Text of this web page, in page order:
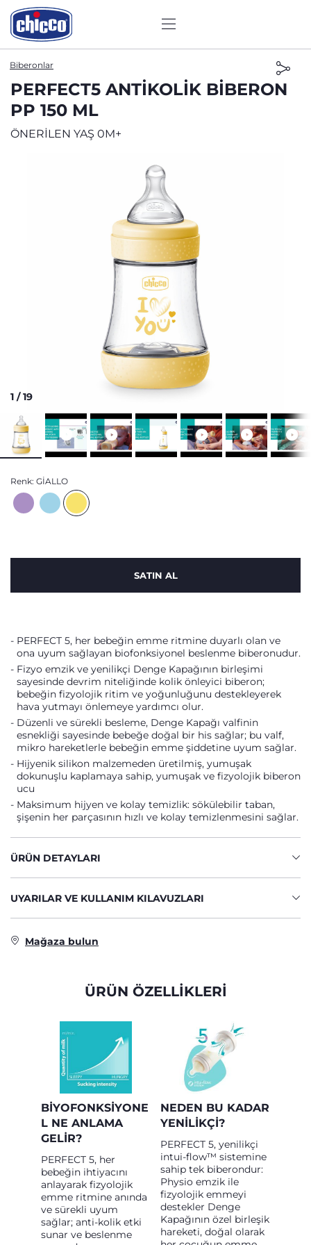
Biberonlar
PERFECT5 ANTIKOLIK BIBERON
PP 150 ML
ÖNERİLEN YAŞ 0M+
1 /19
Renk: GIALLO
SATIN AL
PERFECT 5, her bebeğin emme ritmine duyarlı olan ve
ona uyum sağlayan biofonksiyonel beslenme biberonudur.
Fizyo emzik ve yenilikçi Denge Kapağının birleşimi
sayesinde devrim niteliğinde kolik önleyici biberon;
bebeğin fizyolojik ritim ve yoğunluğunu destekleyerek
hava yutmayı önlemeye yardımcı olur.
Düzenli ve sürekli besleme, Denge Kapağı valfinin
esnekliği sayesinde bebeğe doğal bir his sağlar; bu valf,
mikro hareketlerle bebeğin emme şiddetine uyum sağlar.
Hijyenik silikon malzemeden üretilmiş, yumuşak
dokunuşlu kaplamaya sahip, yumuşak ve fizyolojik biberon
ucu
Maksimum hijyen ve kolay temizlik: sökülebilir taban,
şişenin her parçasının hızlı ve kolay temizlenmesini sağlar.
ÜRÜN DETAYLARI
UYARILAR VE KULLANIM KILAVUZLARI
Mağaza bulun
ÜRÜN ÖZELLİKLERİ
BIYOFONKSIYONE
L NE ANLAMA
GELIR?
PERFECT 5, her
bebeğin ihtiyacını
anlayarak fizyolojik
emme ritmine anında
ve sürekli uyum
sağlar; anti-kolik etki
sunar ve beslenme
NEDEN BU KADAR
YENILIKÇI?
PERFECT 5, yenilikçi
intui-flow™ sistemine
sahip tek biberondur:
Physio emzik ile
fizyolojik emmeyi
destekler Denge
Kapağının özel birleşik
hareketi, doğal olarak